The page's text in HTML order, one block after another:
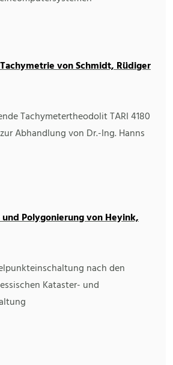
von Schmidt, Rüdiger
Tachymetertheodolit TARI 4180
Abhandlung von Dr.-Ing. Hanns
Polygonierung von Heyink,
nach den
Kataster- und